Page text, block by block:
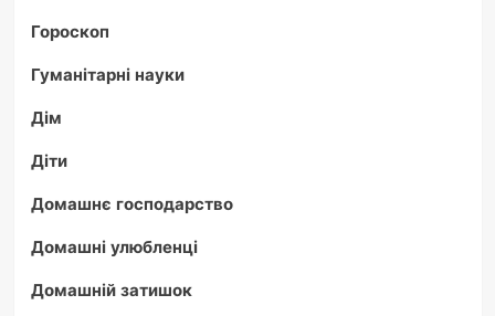
Гороскоп
Гуманітарні науки
Дім
Діти
Домашнє господарство
Домашні улюбленці
Домашній затишок